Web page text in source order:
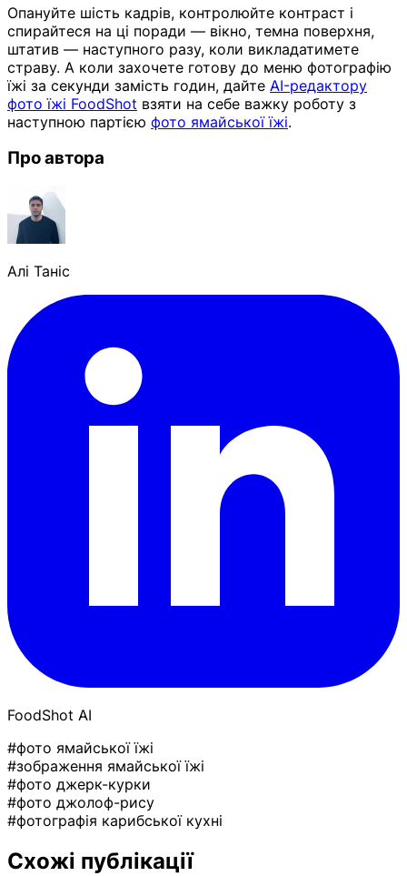
Опануйте шість кадрів, контролюйте контраст і
спирайтеся на ці поради — вікно, темна поверхня,
штатив — наступного разу, коли викладатимете
страву. А коли захочете готову до меню фотографію
їжі за секунди замість годин, дайте AI-редактору
фото їжі FoodShot взяти на себе важку роботу з
наступною партією фото ямайської їжі.
Про автора
Алі Таніс
FoodShot AI
#фото ямайської їжі
#зображення ямайської їжі
#фото джерк-курки
#фото джолоф-рису
#фотографія карибської кухні
Схожі публікації